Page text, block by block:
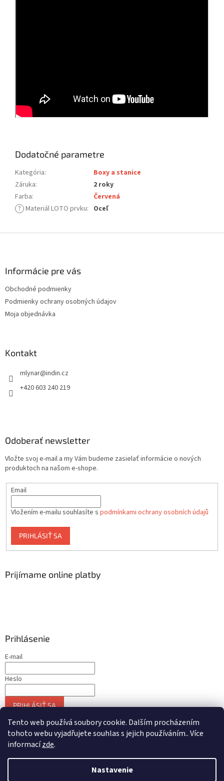
Tento web používá soubory cookie. Dalším procházením
tohoto webu vyjadřujete souhlas s jejich používáním.. Více
informacízde.
Nastavenie
Dodatočné parametre
Kategória:
Boxy a stanice
Záruka:
2 roky
Farba:
Červená
? Materiál LOTO prvku: Oceľ
Informácie pre vás
Obchodné podmienky
Podmienky ochrany osobných údajov
Moja objednávka
Kontakt
mlynar@indin.cz
+420 603 240 219
Odoberať newsletter
Vložte svoj e-mail a my Vám budeme zasielať informácie o nových
produktoch na našom e-shope.
Email
Vložením e-mailu souhlasíte s podmínkami ochrany osobních údajů
PRIHLÁSIŤ SA
Prijímame online platby
Prihlásenie
E-mail
Heslo
PRIHLÁSIŤ SA
Nová registráciaZabudnuté heslo